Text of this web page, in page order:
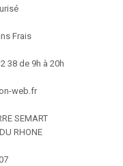
Frais
38 de 9h à 20h
web.fr
SEMART
RHONE